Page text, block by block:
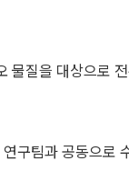
물질을 대상으로
구팀과 공동으로